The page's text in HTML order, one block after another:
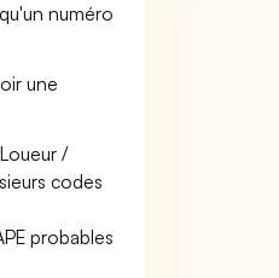
numéro
une
/
codes
probables